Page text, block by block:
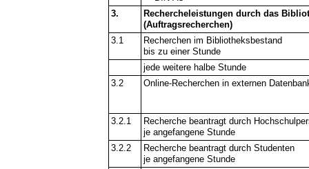
3.
Rechercheleistungen durch das
(Auftragsrecherchen)
3.1
Recherchen im Bibliotheksbestand
bis zu einer Stunde
jede weitere halbe Stunde
3.2
Online-Recherchen in externen
3.2.1
Recherche beantragt durch
je angefangene Stunde
3.2.2
Recherche beantragt durch Studenten
je angefangene Stunde